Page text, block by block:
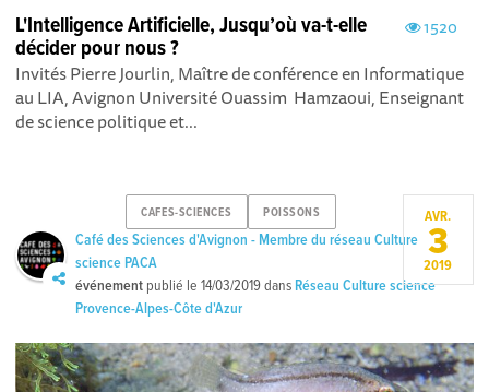
1520
L'Intelligence Artificielle, Jusqu’où va-t-elle
décider pour nous ?
Invités Pierre Jourlin, Maître de conférence en Informatique
au LIA, Avignon Université Ouassim Hamzaoui, Enseignant
de science politique et...
CAFES-SCIENCES POISSONS
Café des Sciences d'Avignon - Membre du réseau Culture
science PACA
événement publié le14/03/2019dans Réseau Culture science
Provence-Alpes-Côte d'Azur
AVR.
3
2019